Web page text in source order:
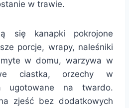
w trawie.
się kanapki pokrojone
porcje, wrapy, naleśniki
w domu, warzywa w
ciastka, orzechy w
ugotowane na twardo.
zjeść bez dodatkowych